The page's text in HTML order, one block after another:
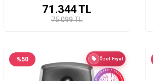
75.099 TL
71.344TL
%50 Özel Fiyat